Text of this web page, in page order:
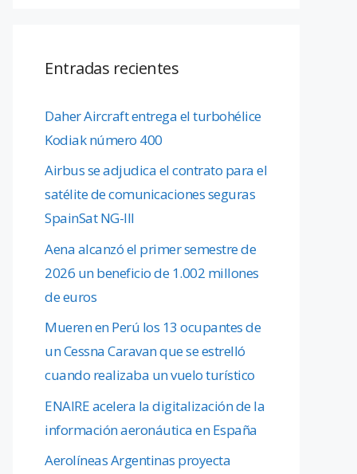
Entradas recientes
Daher Aircraft entrega el turbohélice
Kodiak número 400
Airbus se adjudica el contrato para el
satélite de comunicaciones seguras
SpainSat NG-III
Aena alcanzó el primer semestre de
2026 un beneficio de 1.002 millones
de euros
Mueren en Perú los 13 ocupantes de
un Cessna Caravan que se estrelló
cuando realizaba un vuelo turístico
ENAIRE acelera la digitalización de la
información aeronáutica en España
Aerolíneas Argentinas proyecta